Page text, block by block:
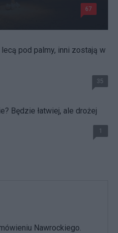
67
pod palmy, inni zostają w
35
Będzie łatwiej, ale drożej
1
Nawrockiego.